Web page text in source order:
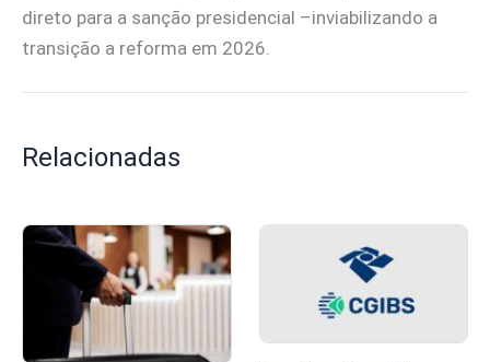
direto para a sanção presidencial –inviabilizando a
transição a reforma em 2026.
Relacionadas